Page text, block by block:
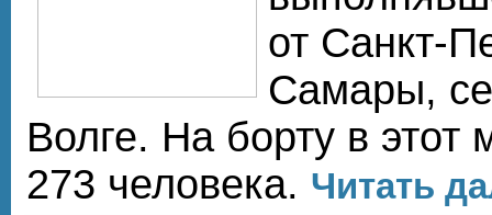
от Санкт-
Самары,
Волге. На борту в этот
273 человека. Читать